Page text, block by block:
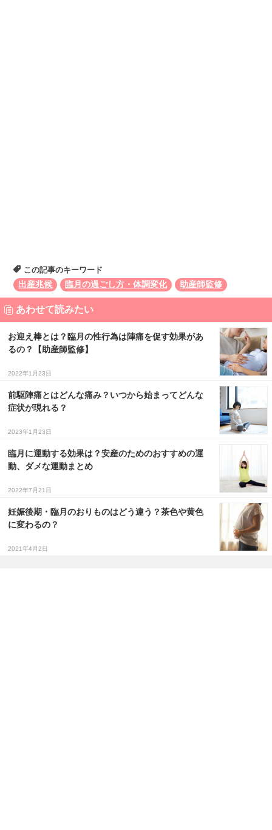
この記事のキーワード
出産兆候
臨月の過ごし方・体調変化 助産師監修
あわせて読みたい
お迎え棒とは？臨月の性行為は陣痛を促す効果があ
るの？【助産師監修】
2022年1月23日
前駆陣痛とはどんな痛み？いつから始まってどんな
症状が現れる？
2023年1月23日
臨月に運動する効果は？安産のためのおすすめの運
動、ダメな運動まとめ
2022年7月21日
妊娠後期・臨月のおりものはどう違う？茶色や黄色
に変わるの？
2021年4月2日